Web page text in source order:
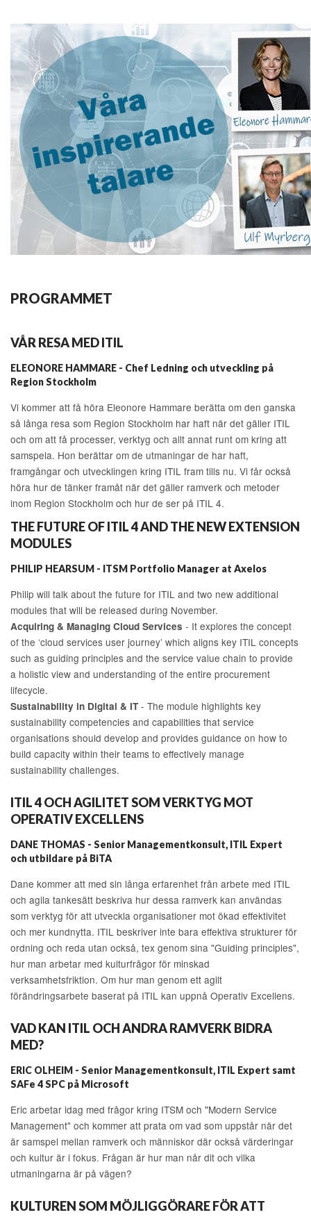
PROGRAMMET
VÅR RESA MED ITIL
ELEONORE HAMMARE - Chef Ledning och utveckling på
Region Stockholm
Vi kommer att få höra Eleonore Hammare berätta om den ganska
så långa resa som Region Stockholm har haft när det gäller ITIL
och om att få processer, verktyg och allt annat runt om kring att
samspela. Hon berättar om de utmaningar de har haft,
framgångar och utvecklingen kring ITIL fram tills nu. Vi får också
höra hur de tänker framåt när det gäller ramverk och metoder
inom Region Stockholm och hur de ser på ITIL 4.
THE FUTURE OF ITIL 4 AND THE NEW EXTENSION
MODULES
PHILIP HEARSUM - ITSM Portfolio Manager at Axelos
Philip will talk about the future for ITIL and two new additional
modules that will be released during November.
Acquiring & Managing Cloud Services - It explores the concept
of the ‘cloud services user journey’ which aligns key ITIL concepts
such as guiding principles and the service value chain to provide
a holistic view and understanding of the entire procurement
lifecycle.
Sustainability in Digital & IT - The module highlights key
sustainability competencies and capabilities that service
organisations should develop and provides guidance on how to
build capacity within their teams to effectively manage
sustainability challenges.
ITIL 4 OCH AGILITET SOM VERKTYG MOT
OPERATIV EXCELLENS
DANE THOMAS - Senior Managementkonsult, ITIL Expert
och utbildare på BiTA
Dane kommer att med sin långa erfarenhet från arbete med ITIL
och agila tankesätt beskriva hur dessa ramverk kan användas
som verktyg för att utveckla organisationer mot ökad effektivitet
och mer kundnytta. ITIL beskriver inte bara effektiva strukturer för
ordning och reda utan också, tex genom sina "Guiding principles",
hur man arbetar med kulturfrågor för minskad
verksamhetsfriktion. Om hur man genom ett agilt
förändringsarbete baserat på ITIL kan uppnå Operativ Excellens.
VAD KAN ITIL OCH ANDRA RAMVERK BIDRA
MED?
ERIC OLHEIM - Senior Managementkonsult, ITIL Expert samt
SAFe 4 SPC på Microsoft
Eric arbetar idag med frågor kring ITSM och "Modern Service
Management" och kommer att prata om vad som uppstår när det
är samspel mellan ramverk och människor där också värderingar
och kultur är i fokus. Frågan är hur man når dit och vilka
utmaningarna är på vägen?
KULTUREN SOM MÖJLIGGÖRARE FÖR ATT